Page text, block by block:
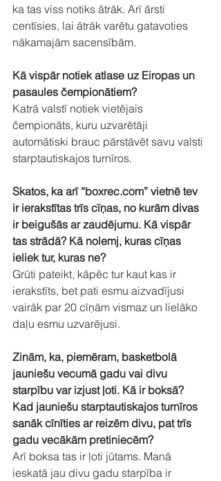
ka tas viss notiks ātrāk. Arī ārsti
centīsies, lai ātrāk varētu gatavoties
nākamajām sacensībām.
Kā vispār notiek atlase uz Eiropas un
pasaules čempionātiem?
Katrā valstī notiek vietējais
čempionāts, kuru uzvarētāji
automātiski brauc pārstāvēt savu valsti
starptautiskajos turnīros.
Skatos, ka arī “boxrec.com” vietnē tev
ir ierakstītas trīs cīņas, no kurām divas
ir beigušās ar zaudējumu. Kā vispār
tas strādā? Kā nolemj, kuras cīņas
ieliek tur, kuras ne?
Grūti pateikt, kāpēc tur kaut kas ir
ierakstīts, bet pati esmu aizvadījusi
vairāk par 20 cīņām vismaz un lielāko
daļu esmu uzvarējusi.
Zinām, ka, piemēram, basketbolā
jauniešu vecumā gadu vai divu
starpību var izjust ļoti. Kā ir boksā?
Kad jauniešu starptautiskajos turnīros
sanāk cīnīties ar reizēm divu, pat trīs
gadu vecākām pretiniecēm?
Arī boksa tas ir ļoti jūtams. Manā
ieskatā jau divu gadu starpība ir